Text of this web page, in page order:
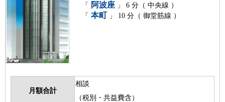
「
阿波座 」 6 分（ 中央線 ）
「 本町 」 10 分（ 御堂筋線 ）
月額合計
相談
（税別・共益費含）